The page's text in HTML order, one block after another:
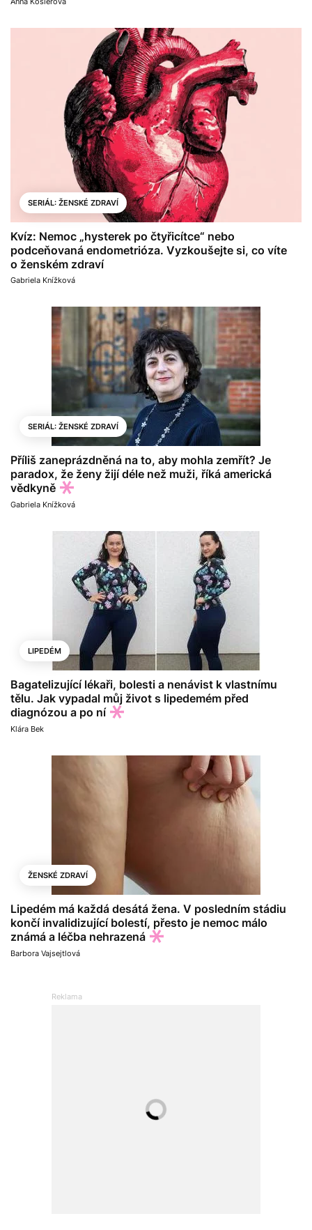
SERIÁL: ŽENSKÉ ZDRAVÍ
Kvíz: Nemoc „hysterek po čtyřicítce“ nebo
podceňovaná endometrióza. Vyzkoušejte si, co víte
o ženském zdraví
Gabriela Knížková
SERIÁL: ŽENSKÉ ZDRAVÍ
Příliš zaneprázdněná na to, aby mohla zemřít? Je
paradox, že ženy žijí déle než muži, říká americká
vědkyně
Gabriela Knížková
LIPEDÉM
Bagatelizující lékaři, bolesti a nenávist k vlastnímu
tělu. Jak vypadal můj život s lipedemém před
diagnózou a po ní
Klára Bek
ŽENSKÉ ZDRAVÍ
Lipedém má každá desátá žena. V posledním stádiu
končí invalidizující bolestí, přesto je nemoc málo
známá a léčba nehrazená
Barbora Vajsejtlová